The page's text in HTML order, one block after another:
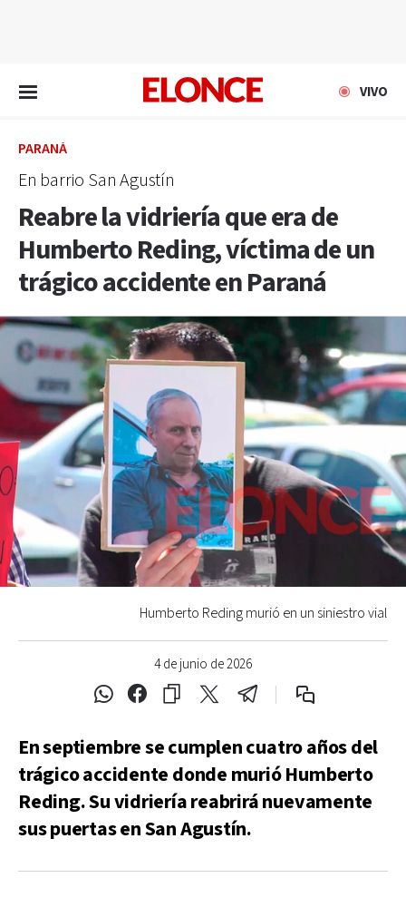
VIVO
PARANÁ
En barrio San Agustín
Reabre la vidriería que era de
Humberto Reding, víctima de un
trágico accidente en Paraná
4 de junio de 2026
Humberto Reding murió en un siniestro vial
En septiembre se cumplen cuatro años del
trágico accidente donde murió Humberto
Reding. Su vidriería reabrirá nuevamente
sus puertas en San Agustín.